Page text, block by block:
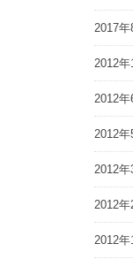
2017
2012
2012
2012
2012
2012
2012